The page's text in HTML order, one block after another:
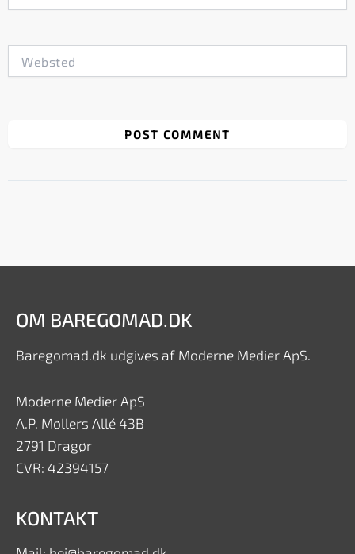
OM BAREGOMAD.DK
Baregomad.dk udgives af Moderne Medier ApS.
Moderne Medier ApS
A.P. Møllers Allé 43B
2791 Dragør
CVR: 42394157
KONTAKT